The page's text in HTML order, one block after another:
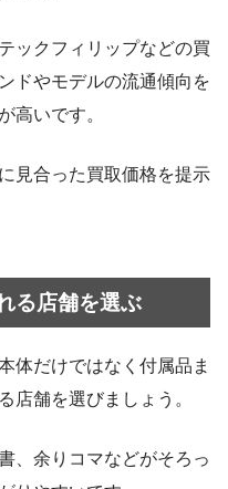
ックフィリップなどの買
ドやモデルの流通傾向を
高いです。
見合った買取価格を提示
る店舗を選ぶ
体だけではなく付属品ま
店舗を選びましょう。
、余りコマなどがそろっ